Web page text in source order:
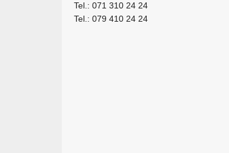
Tel.: 071 310 24 24
Tel.: 079 410 24 24